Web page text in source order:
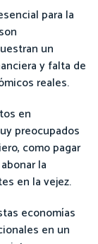
para la
un
y falta de
reales.
en
preocupados
como pagar
la
en la vejez.
economías
en un